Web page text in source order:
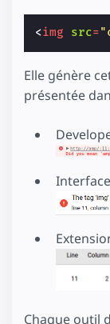
<img src=
Elle génère
présentée
Chaque outil